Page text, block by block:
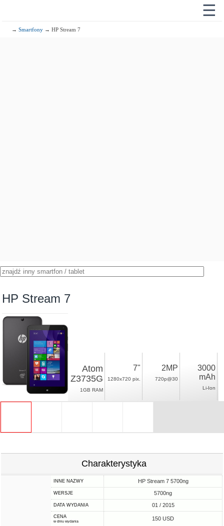
☰
→Smartfony → HP Stream 7
HP Stream 7
Atom
Z3735G
1GB RAM
7"
1280x720 pix.
2MP
720p@30
3000
mAh
Li-Ion
Charakterystyka
INNE NAZWY HP Stream 7 5700ng
WERSJE 5700ng
DATA WYDANIA 01 / 2015
CENA
w dniu wydania 150 USD